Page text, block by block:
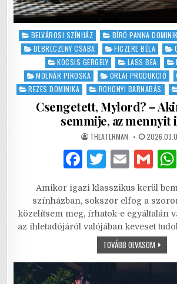
Posted
in
BELVÁROSI SZÍNHÁZ BÍRÓ PANNA
DEBRECZENY CSABA
FICZERE BÉLA
KOCSIS GERGELY
LASS BEA
MOLNÁR PIROSKA
ORLAI PRODUKCIÓ
REZES DOMINIKA
ROHONYI BARNABÁS
Csengetett, Mylord? –
semmije, az mennyit
AUTHOR:
THEATERMAN PUBLISHED
DATE:
F
c
e
b
o
T
it
te
r
E
ai
l
G
ai
l
Amikor igazi klasszikus kerül
színházban, sokszor elfog a
közelítsem meg, írhatok-e egyáltalán
az ihletadójáról valójában keveset
TOVÁBB OLVASOM
MYLORD?
–